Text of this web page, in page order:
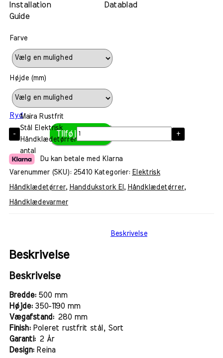
Installation Datablad
Guide
Farve
Højde (mm)
RydMaira Rustfrit
Stål Elektrisk
Håndklædetørrer
antal
Tilføj til kurv
Du kan betale med Klarna
Varenummer (SKU): 25410 Kategorier: Elektrisk
Håndklædetørrer, Handdukstork El , Håndklædetørrer,
Håndklædevarmer
Beskrivelse
Beskrivelse
Beskrivelse
Bredde:500 mm
Højde:350-1190 mm
Vægafstand: 280 mm
Finish:Poleret rustfrit stål, Sort
Garanti: 2 År
Design:Reina